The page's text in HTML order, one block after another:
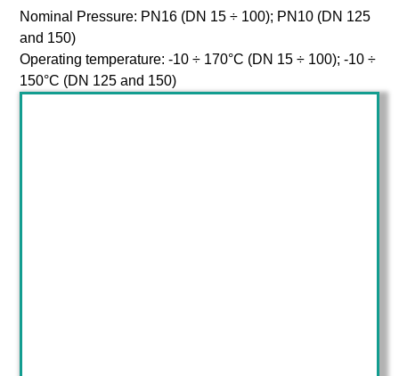
Nominal Pressure: PN16 (DN 15 ÷ 100); PN10 (DN 125
and 150)
Operating temperature: -10 ÷ 170°C (DN 15 ÷ 100); -10 ÷
150°C (DN 125 and 150)